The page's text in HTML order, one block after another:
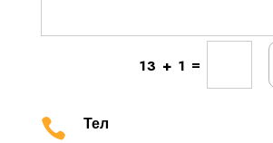
13 + 1 =
 Тел